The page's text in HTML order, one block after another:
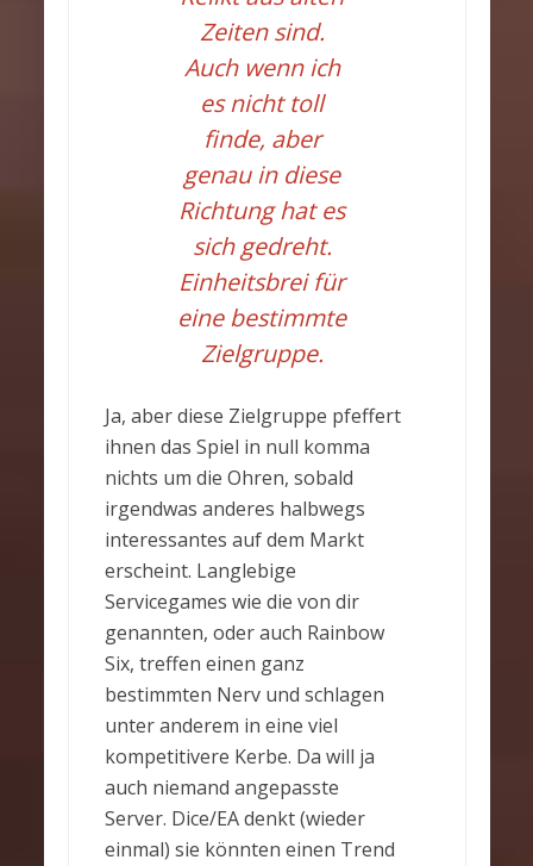
Zeiten sind.
Auch wenn ich
es nicht toll
finde, aber
genau in diese
Richtung hat es
sich gedreht.
Einheitsbrei für
eine bestimmte
Zielgruppe.
Ja, aber diese Zielgruppe pfeffert
ihnen das Spiel in null komma
nichts um die Ohren, sobald
irgendwas anderes halbwegs
interessantes auf dem Markt
erscheint. Langlebige
Servicegames wie die von dir
genannten, oder auch Rainbow
Six, treffen einen ganz
bestimmten Nerv und schlagen
unter anderem in eine viel
kompetitivere Kerbe. Da will ja
auch niemand angepasste
Server. Dice/EA denkt (wieder
einmal) sie könnten einen Trend